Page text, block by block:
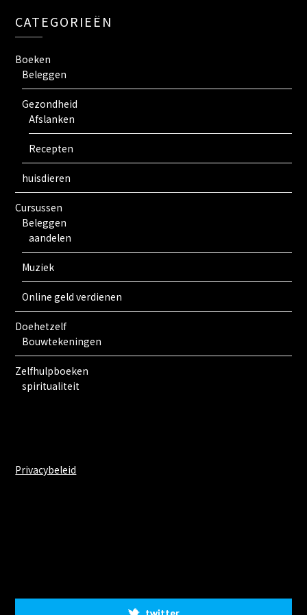
CATEGORIEËN
Boeken
Beleggen
Gezondheid
Afslanken
Recepten
huisdieren
Cursussen
Beleggen
aandelen
Muziek
Online geld verdienen
Doehetzelf
Bouwtekeningen
Zelfhulpboeken
spiritualiteit
Privacybeleid
twitter